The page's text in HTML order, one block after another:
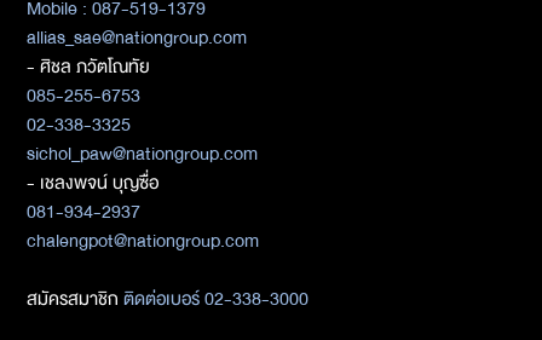
Mobile : 087-519-1379
allias_sae@nationgroup.com
- ศิชล ภวัตโณทัย
085-255-6753
02-338-3325
sichol_paw@nationgroup.com
- เชลงพจน์ บุญซื่อ
081-934-2937
chalengpot@nationgroup.com
สมัครสมาชิกติดต่อเบอร์ 02-338-3000